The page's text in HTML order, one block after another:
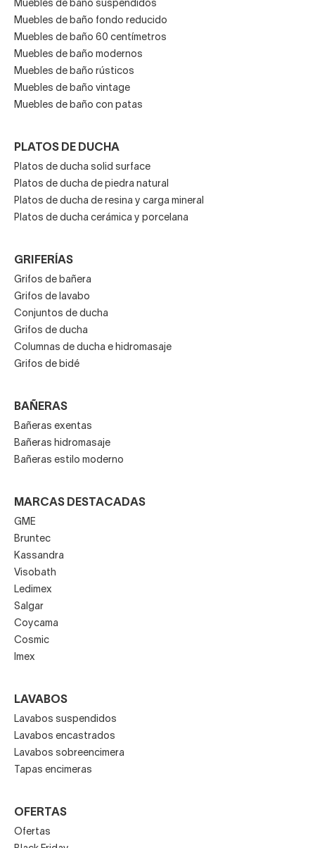
Muebles de baño suspendidos
Muebles de baño fondo reducido
Muebles de baño 60 centímetros
Muebles de baño modernos
Muebles de baño rústicos
Muebles de baño vintage
Muebles de baño con patas
PLATOS DE DUCHA
Platos de ducha solid surface
Platos de ducha de piedra natural
Platos de ducha de resina y carga mineral
Platos de ducha cerámica y porcelana
GRIFERÍAS
Grifos de bañera
Grifos de lavabo
Conjuntos de ducha
Grifos de ducha
Columnas de ducha e hidromasaje
Grifos de bidé
BAÑERAS
Bañeras exentas
Bañeras hidromasaje
Bañeras estilo moderno
MARCAS DESTACADAS
GME
Bruntec
Kassandra
Visobath
Ledimex
Salgar
Coycama
Cosmic
Imex
LAVABOS
Lavabos suspendidos
Lavabos encastrados
Lavabos sobreencimera
Tapas encimeras
OFERTAS
Ofertas